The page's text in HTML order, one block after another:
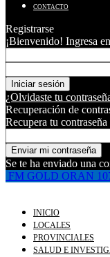
CONTACTO
Registrarse
¡Bienvenido! Ingresa
¿Olvidaste tu
Recuperación de
Recupera tu contraseña
Se te ha enviado una
FM GOLD ORAN
INICIO
LOCALES
PROVINCIALES
SALUD E